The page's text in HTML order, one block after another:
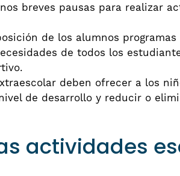
breves pausas para realizar
de los alumnos
de todos los
deben ofrecer a los
de desarrollo y reducir o
actividades